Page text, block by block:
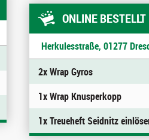
ONLINE BESTELLT
Herkulesstraße, 01277
2x Wrap Gyros
1x Wrap Knusperkopp
1x Treueheft Seidnitz